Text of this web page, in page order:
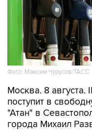
Фото: Максим Чурусов/ТАСС
Москва. 8 августа.
поступит в
"Атан" в
города Михаил